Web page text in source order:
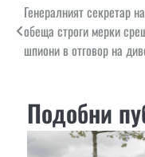
Навигация
Генералният секретар
обеща строги мерки
шпиони в отговор на
Подобни